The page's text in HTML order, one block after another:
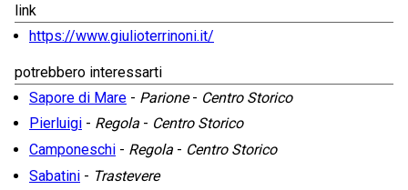
link
https://www.giulioterrinoni.it/
potrebbero interessarti
Sapore di Mare - Parione- Centro Storico
Pierluigi - Regola - Centro Storico
Camponeschi - Regola - Centro Storico
Sabatini - Trastevere